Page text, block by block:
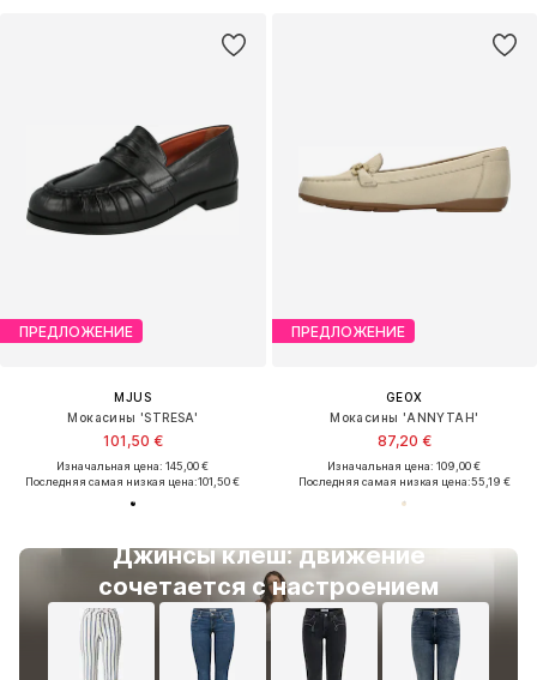
ПРЕДЛОЖЕНИЕ
MJUS
Мокасины 'STRESA'
101,50 €
Изначальная цена: 145,00 €
Последняя самая низкая цена:101,50 €
ПРЕДЛОЖЕНИЕ
GEOX
Мокасины 'ANNYTAH'
87,20 €
Изначальная цена: 109,00 €
Последняя самая низкая цена:55,19 €
Джинсы клеш: движение
сочетается с настроением